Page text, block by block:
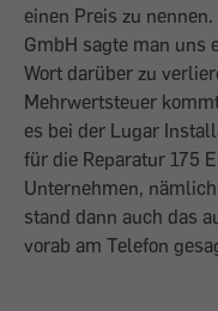
einen Preis zu
GmbH sagte man uns
Wort darüber zu
Mehrwertsteuer
es bei der Lugar
für die Reparatur 175
Unternehmen,
stand dann auch das
vorab am Telefon